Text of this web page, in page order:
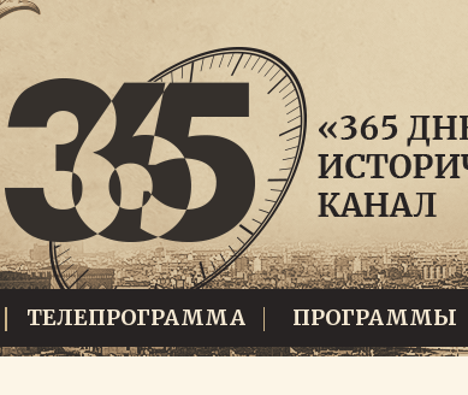
ТЕЛЕПРОГРАММА ПРОГРАММЫ